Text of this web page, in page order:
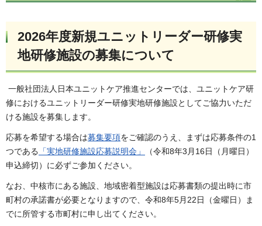
2026年度新規ユニットリーダー研修実
地研修施設の募集について
一般社団法人日本ユニットケア推進センターでは、ユニットケア研
修におけるユニットリーダー研修実地研修施設としてご協力いただ
ける施設を募集します。
応募を希望する場合は募集要項をご確認のうえ、まずは応募条件の1
つである
「実地研修施設応募説明会」
（令和8年3月16日（月曜日）
申込締切）に必ずご参加ください。
なお、中核市にある施設、地域密着型施設は応募書類の提出時に市
町村の承諾書が必要となりますので、令和8年5月22日（金曜日）ま
でに所管する市町村に申し出てください。